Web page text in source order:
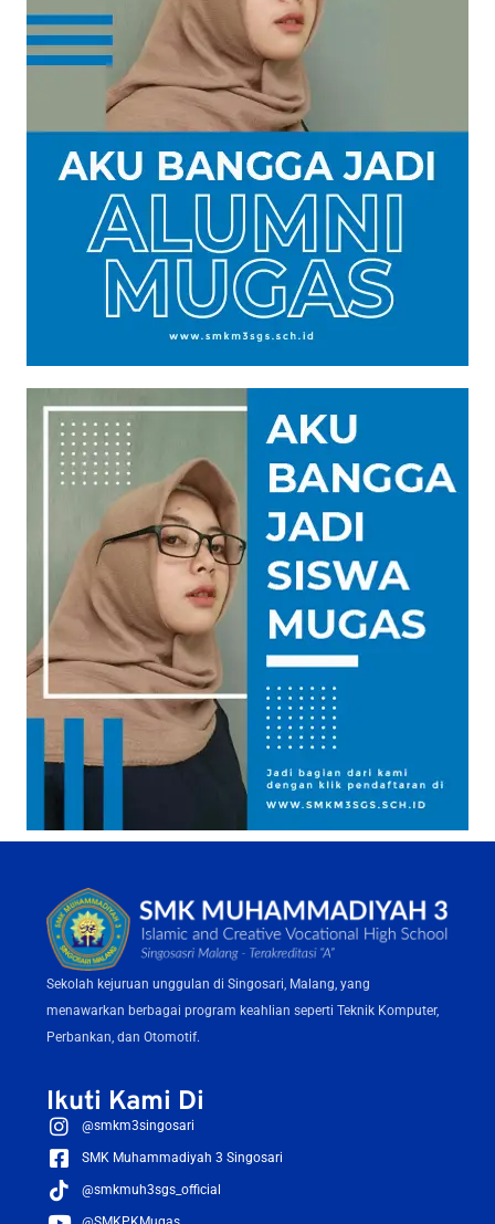
Sekolah kejuruan unggulan di Singosari, Malang, yang
menawarkan berbagai program keahlian seperti Teknik Komputer,
Perbankan, dan Otomotif.
Ikuti Kami Di
@smkm3singosari
SMK Muhammadiyah 3 Singosari
@smkmuh3sgs_official